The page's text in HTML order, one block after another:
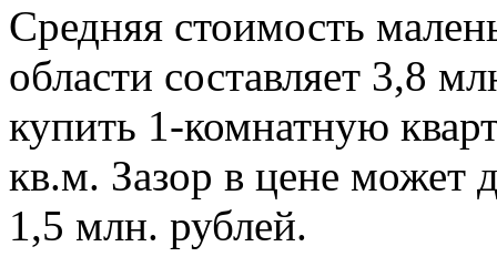
Средняя стоимость
области составляет 3,8
купить 1-комнатную
кв.м. Зазор в цене может
1,5 млн. рублей.